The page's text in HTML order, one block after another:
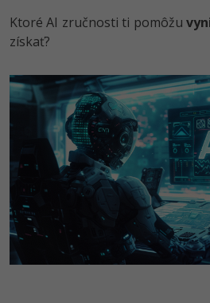
C++
Kotlin -80%
Céčko -80%
VB.NET
-80%
Business
MS Office -80%
Google Dokumenty
Time management
Linux a UNIX
Adobe XD -15%
Adobe After Effects
Blender -80%
Inkscape
Fotografovanie -80%
Video
Ktoré AI zručnosti ti pomôžu
získať?